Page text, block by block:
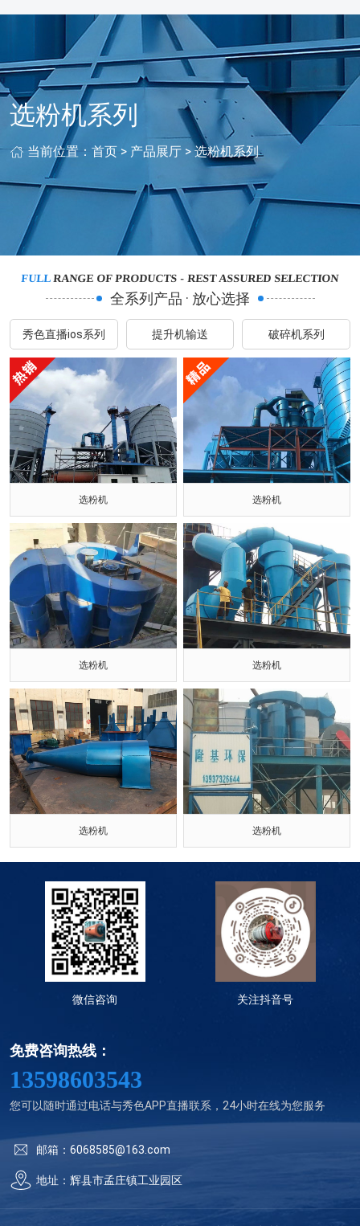
选粉机系列
当前位置： 首页> 产品展厅 > 选粉机系列
FULLRANGE OF PRODUCTS - REST ASSURED SELECTION
全系列产品 · 放心选择
秀色直播ios系列 提升机输送 破碎机系列
选粉机 选粉机
选粉机 选粉机
选粉机 选粉机
微信咨询 关注抖音号
免费咨询热线：
13598603543
您可以随时通过电话与秀色APP直播联系，24小时在线为您服务
邮箱：6068585@163.com
地址：辉县市孟庄镇工业园区